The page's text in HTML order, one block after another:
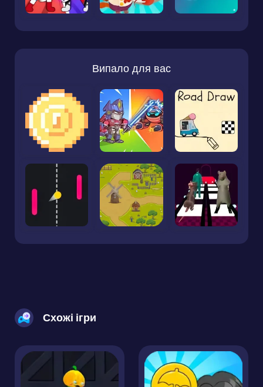
Випало для вас
Схожі ігри